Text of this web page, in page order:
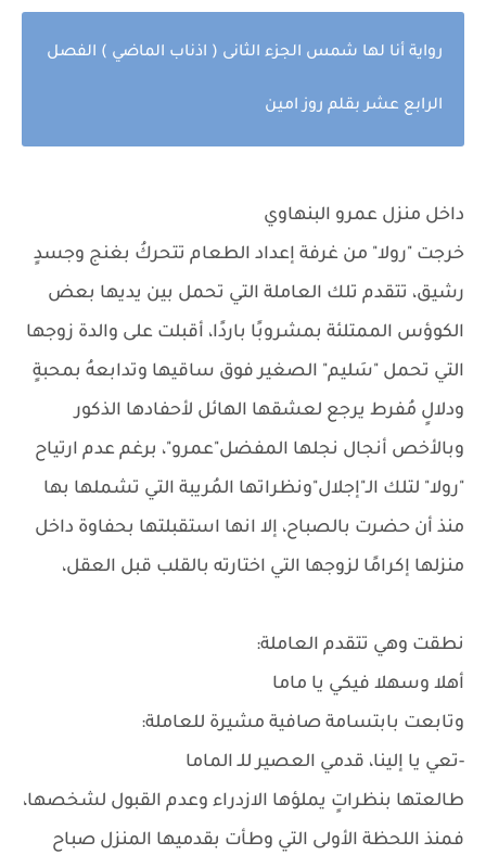
رواية أنا لها شمس الجزء الثانى ( اذناب الماضي ) الفصل
الرابع عشر بقلم روز امين
داخل منزل عمرو البنهاوي
خرجت "رولا" من غرفة إعداد الطعام تتحركُ بغنج وجسدٍ
رشيق، تتقدم تلك العاملة التي تحمل بين يديها بعض
الكوؤس الممتلئة بمشروبًا باردًا، أقبلت على والدة زوجها
التي تحمل "سَليم" الصغير فوق ساقيها وتدابعهُ بمحبةٍ
ودلالٍ مُفرط يرجع لعشقها الهائل لأحفادها الذكور
وبالأخص أنجال نجلها المفضل"عمرو"، برغم عدم ارتياح
"رولا" لتلك الـ"إجلال"ونظراتها المُريبة التي تشملها بها
منذ أن حضرت بالصباح، إلا انها استقبلتها بحفاوة داخل
منزلها إكرامًا لزوجها التي اختارته بالقلب قبل العقل،
نطقت وهي تتقدم العاملة:
أهلا وسهلا فيكي يا ماما
وتابعت بابتسامة صافية مشيرة للعاملة:
-تعي يا إلينا، قدمي العصير للـ الماما
طالعتها بنظراتٍ يملؤها الازدراء وعدم القبول لشخصها،
فمنذ اللحظة الأولى التي وطأت بقدميها المنزل صباح